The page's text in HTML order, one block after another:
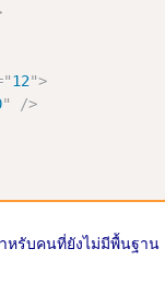
"12">
"
/>
หรับคนที่ยังไม่มีพื้นฐาน